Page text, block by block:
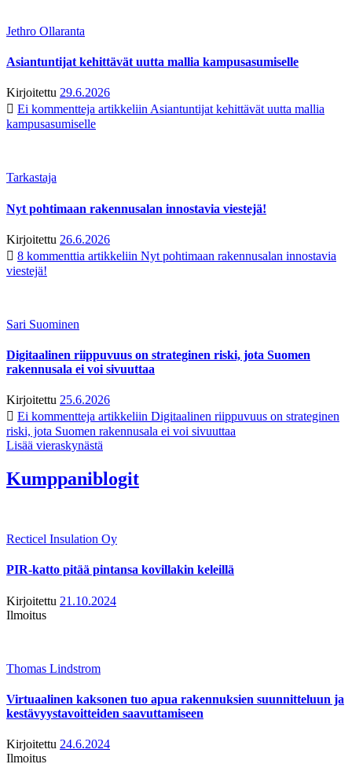
Jethro Ollaranta
Asiantuntijat kehittävät uutta mallia kampusasumiselle
Kirjoitettu 29.6.2026
Ei kommentteja artikkeliin Asiantuntijat kehittävät uutta mallia
kampusasumiselle
Tarkastaja
Nyt pohtimaan rakennusalan innostavia viestejä!
Kirjoitettu 26.6.2026
8 kommenttia artikkeliin Nyt pohtimaan rakennusalan innostavia
viestejä!
Sari Suominen
Digitaalinen riippuvuus on strateginen riski, jota Suomen
rakennusala ei voi sivuuttaa
Kirjoitettu 25.6.2026
Ei kommentteja artikkeliin Digitaalinen riippuvuus on strateginen
riski, jota Suomen rakennusala ei voi sivuuttaa
Lisää vieraskynästä
Kumppaniblogit
Recticel Insulation Oy
PIR-katto pitää pintansa kovillakin keleillä
Kirjoitettu 21.10.2024
Ilmoitus
Thomas Lindstrom
Virtuaalinen kaksonen tuo apua rakennuksien suunnitteluun ja
kestävyystavoitteiden saavuttamiseen
Kirjoitettu 24.6.2024
Ilmoitus